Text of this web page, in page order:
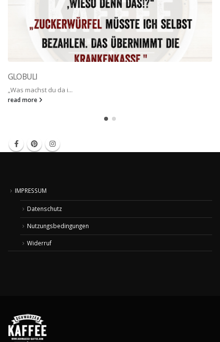
GLOBULI
„Was machst du da i...
read more
IMPRESSUM
Datenschutz
Nutzungsbedingungen
Widerruf